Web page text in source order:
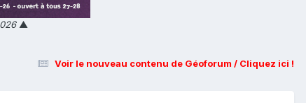
▲
Voir le nouveau contenu de Géoforum / Cliquez ici !